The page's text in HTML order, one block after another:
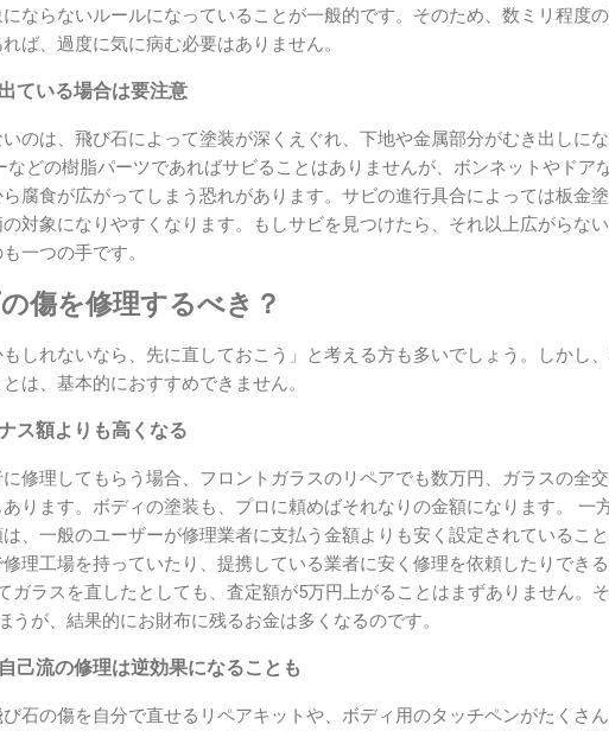
ならないルールになっていることが一般的です。そのため、数ミリ程度
ば、過度に気に病む必要はありません。
ている場合は要注意
のは、飛び石によって塗装が深くえぐれ、下地や金属部分がむき出しに
などの樹脂パーツであればサビることはありませんが、ボンネットやドア
腐食が広がってしまう恐れがあります。サビの進行具合によっては板金
対象になりやすくなります。もしサビを見つけたら、それ以上広がらな
一つの手です。
傷を修理するべき？
もしれないなら、先に直しておこう」と考える方も多いでしょう。しかし
は、基本的におすすめできません。
ス額よりも高くなる
修理してもらう場合、フロントガラスのリペアでも数万円、ガラスの全
あります。ボディの塗装も、プロに頼めばそれなりの金額になります。 一
、一般のユーザーが修理業者に支払う金額よりも安く設定されているこ
理工場を持っていたり、提携している業者に安く修理を依頼したりでき
ガラスを直したとしても、査定額が5万円上がることはまずありません。
うが、結果的にお財布に残るお金は多くなるのです。
己流の修理は逆効果になることも
石の傷を自分で直せるリペアキットや、ボディ用のタッチペンがたくさ